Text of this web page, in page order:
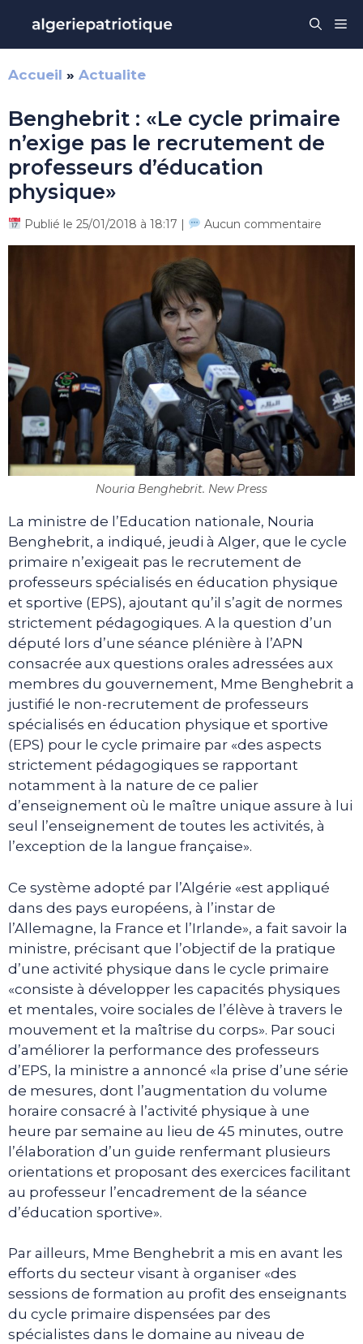
contenu
Accueil » Actualite
Benghebrit : «Le cycle primaire
n’exige pas le recrutement de
professeurs d’éducation
physique»
Publié le 25/01/2018 à 18:17 | Aucun commentaire
Nouria Benghebrit. New Press
La ministre de l’Education nationale, Nouria
Benghebrit, a indiqué, jeudi à Alger, que le cycle
primaire n’exigeait pas le recrutement de
professeurs spécialisés en éducation physique
et sportive (EPS), ajoutant qu’il s’agit de normes
strictement pédagogiques. A la question d’un
député lors d’une séance plénière à l’APN
consacrée aux questions orales adressées aux
membres du gouvernement, Mme Benghebrit a
justifié le non-recrutement de professeurs
spécialisés en éducation physique et sportive
(EPS) pour le cycle primaire par «des aspects
strictement pédagogiques se rapportant
notamment à la nature de ce palier
d’enseignement où le maître unique assure à lui
seul l’enseignement de toutes les activités, à
l’exception de la langue française».
Ce système adopté par l’Algérie «est appliqué
dans des pays européens, à l’instar de
l’Allemagne, la France et l’Irlande», a fait savoir la
ministre, précisant que l’objectif de la pratique
d’une activité physique dans le cycle primaire
«consiste à développer les capacités physiques
et mentales, voire sociales de l’élève à travers le
mouvement et la maîtrise du corps». Par souci
d’améliorer la performance des professeurs
d’EPS, la ministre a annoncé «la prise d’une série
de mesures, dont l’augmentation du volume
horaire consacré à l’activité physique à une
heure par semaine au lieu de 45 minutes, outre
l’élaboration d’un guide renfermant plusieurs
orientations et proposant des exercices facilitant
au professeur l’encadrement de la séance
d’éducation sportive».
Par ailleurs, Mme Benghebrit a mis en avant les
efforts du secteur visant à organiser «des
sessions de formation au profit des enseignants
du cycle primaire dispensées par des
spécialistes dans le domaine au niveau de